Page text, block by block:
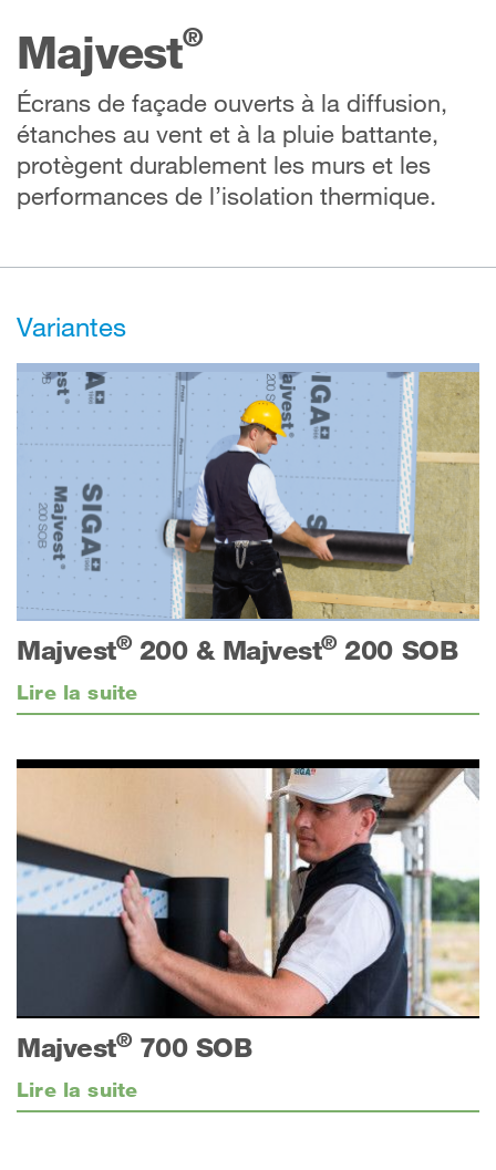
Majvest®
Écrans de façade ouverts à la diffusion,
étanches au vent et à la pluie battante,
protègent durablement les murs et les
performances de l’isolation thermique.
Variantes
Majvest®200 & Majvest®200 SOB
Lire la suite
Majvest®700 SOB
Lire la suite